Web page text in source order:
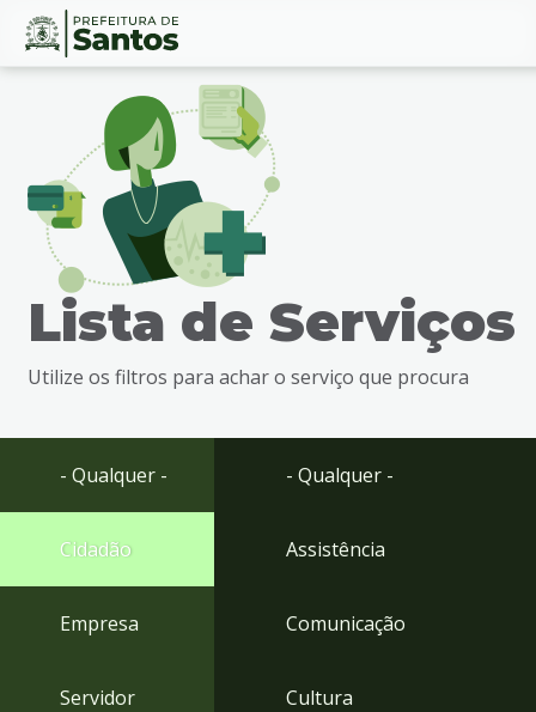
Ir
busca
Ir
rodapé
Conteúdo
Lista de Serviços
Utilize os filtros para achar o serviço que procura
- Qualquer -
Cidadão
Empresa
Servidor
- Qualquer -
Assistência
Comunicação
Cultura